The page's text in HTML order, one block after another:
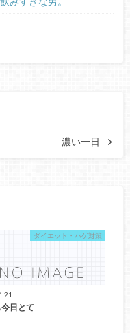
濃い一日
ダイエット・ハゲ対策
日とて